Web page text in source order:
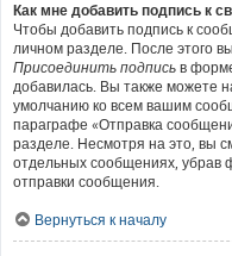
Как мне добавить подпись к
Чтобы добавить подпись к
личном разделе. После этого
Присоединить подпись в
добавилась. Вы также можете
умолчанию ко всем вашим
параграфе «Отправка
разделе. Несмотря на это, вы
отдельных сообщениях, убрав
отправки сообщения.
Вернуться к началу